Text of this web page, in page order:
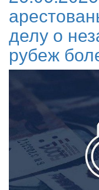
делу о
рубеж